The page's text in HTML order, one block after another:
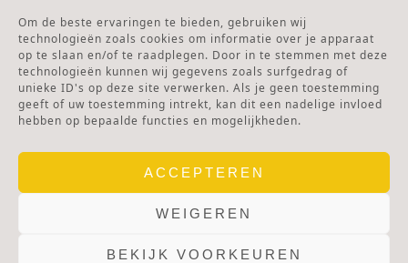
Om de beste ervaringen te bieden, gebruiken wij
technologieën zoals cookies om informatie over je apparaat
op te slaan en/of te raadplegen. Door in te stemmen met deze
technologieën kunnen wij gegevens zoals surfgedrag of
unieke ID's op deze site verwerken. Als je geen toestemming
geeft of uw toestemming intrekt, kan dit een nadelige invloed
hebben op bepaalde functies en mogelijkheden.
ACCEPTEREN
WEIGEREN
BEKIJK VOORKEUREN
Ga naar Doneren
ANBI Stichting
RSIN nummer:002832987